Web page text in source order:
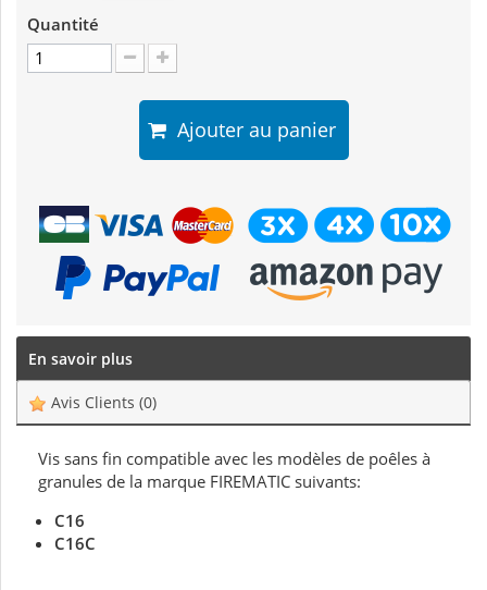
Quantité
Ajouter au panier
En savoir plus
Avis Clients (0)
Vis sans fin compatible avec les modèles de poêles à
granules de la marque FIREMATIC suivants:
C16
C16C